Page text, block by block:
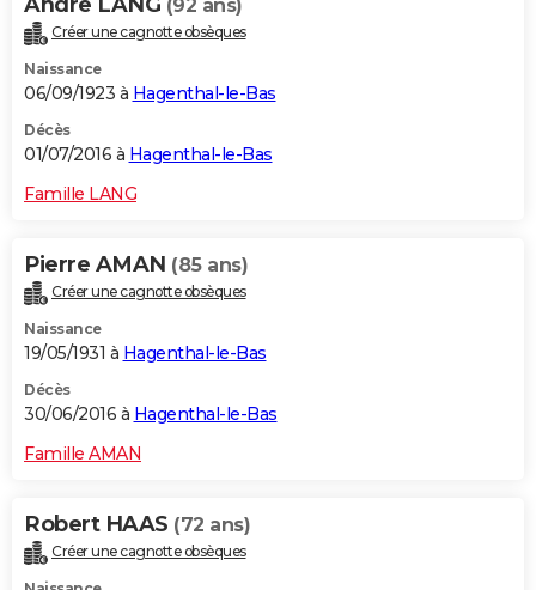
(92 ans)
Créer une cagnotte obsèques
Naissance
06/09/1923 à Hagenthal-le-Bas
Décès
01/07/2016 à Hagenthal-le-Bas
Famille LANG
Pierre AMAN (85 ans)
Créer une cagnotte obsèques
Naissance
19/05/1931 à Hagenthal-le-Bas
Décès
30/06/2016 à Hagenthal-le-Bas
Famille AMAN
Robert HAAS (72 ans)
Créer une cagnotte obsèques